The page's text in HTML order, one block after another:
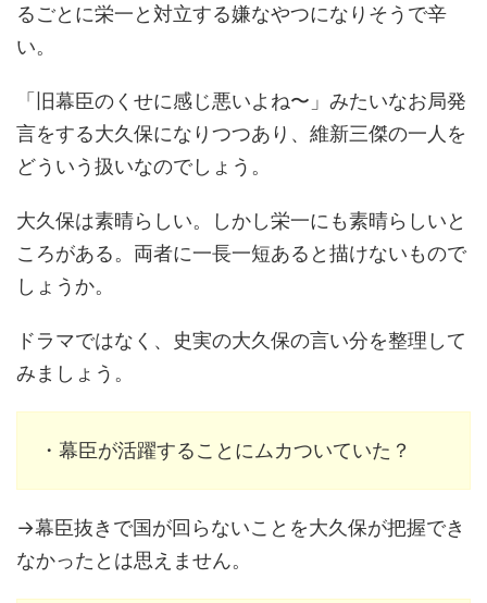
るごとに栄一と対立する嫌なやつになりそうで辛
い。
「旧幕臣のくせに感じ悪いよね〜」みたいなお局発
言をする大久保になりつつあり、維新三傑の一人を
どういう扱いなのでしょう。
大久保は素晴らしい。しかし栄一にも素晴らしいと
ころがある。両者に一長一短あると描けないもので
しょうか。
ドラマではなく、史実の大久保の言い分を整理して
みましょう。
・幕臣が活躍することにムカついていた？
→幕臣抜きで国が回らないことを大久保が把握でき
なかったとは思えません。